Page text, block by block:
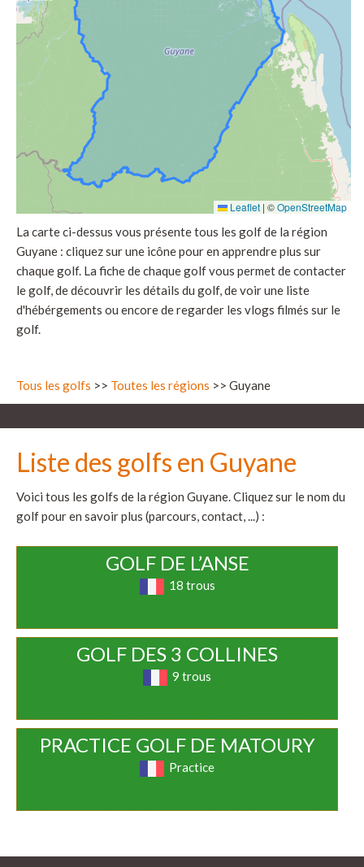
Leaflet | ©OpenStreetMap
La carte ci-dessus vous présente tous les golf de la région
Guyane : cliquez sur une icône pour en apprendre plus sur
chaque golf. La fiche de chaque golf vous permet de contacter
le golf, de découvrir les détails du golf, de voir une liste
d'hébérgements ou encore de regarder les vlogs filmés sur le
golf.
Tous les golfs >> Toutes les régions >> Guyane
Liste des golfs en Guyane
Voici tous les golfs de la région Guyane. Cliquez sur le nom du
golf pour en savoir plus (parcours, contact, ...) :
GOLF DE L’ANSE
18 trous
GOLF DES 3 COLLINES
9 trous
PRACTICE GOLF DE MATOURY
Practice